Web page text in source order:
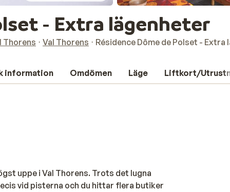
- Extra lägenheter
Thorens Val Thorens Résidence Dôme de Polset - Extra
information Omdömen Läge Liftkort/
uppe i Val Thorens. Trots det lugna
vid pisterna och du hittar flera butiker